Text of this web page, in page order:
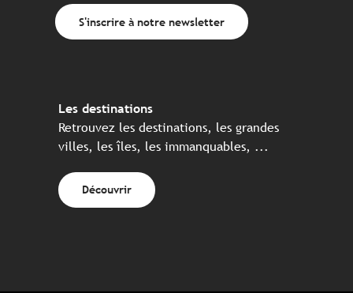
S'inscrire à notre newsletter
Les destinations
Retrouvez les destinations, les grandes
villes, les îles, les immanquables, ...
Découvrir